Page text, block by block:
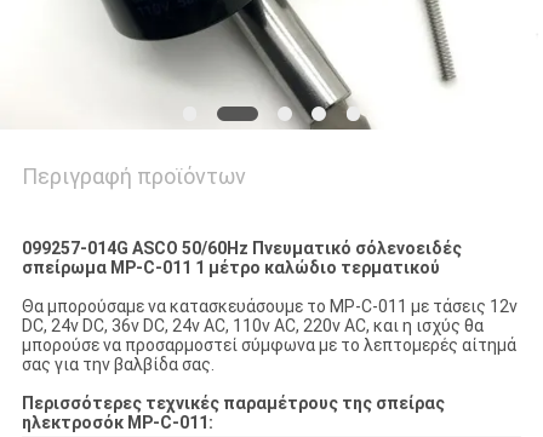
Περιγραφή προϊόντων
099257-014G ASCO 50/60Hz Πνευματικό σόλενοειδές
σπείρωμα MP-C-011 1 μέτρο καλώδιο τερματικού
Θα μπορούσαμε να κατασκευάσουμε το MP-C-011 με τάσεις 12v
DC, 24v DC, 36v DC, 24v AC, 110v AC, 220v AC, και η ισχύς θα
μπορούσε να προσαρμοστεί σύμφωνα με το λεπτομερές αίτημά
σας για την βαλβίδα σας.
Περισσότερες τεχνικές παραμέτρους της σπείρας
ηλεκτροσόκ MP-C-011: